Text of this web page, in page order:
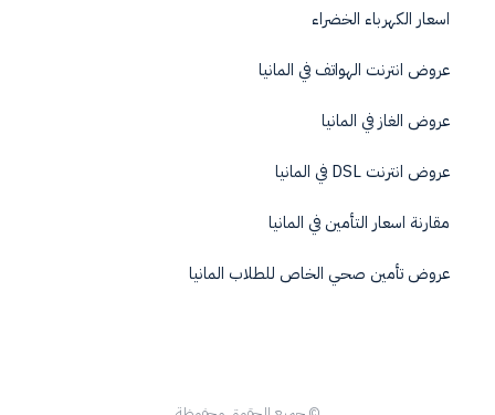
اسعار الكهرباء الخضراء
عروض انترنت الهواتف في المانيا
عروض الغاز في المانيا
عروض انترنت DSL في المانيا
مقارنة اسعار التأمين في المانيا
عروض تأمين صحي الخاص للطلاب المانيا